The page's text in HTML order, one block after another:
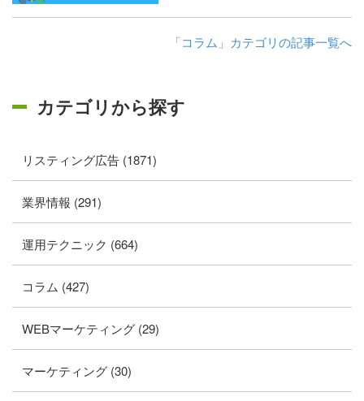
「コラム」カテゴリの記事一覧へ
カテゴリから探す
リスティング広告 (1871)
業界情報 (291)
運用テクニック (664)
コラム (427)
WEBマーケティング (29)
マーケティング (30)